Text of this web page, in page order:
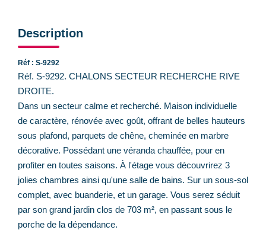
Description
Réf : S-9292
Réf. S-9292. CHALONS SECTEUR RECHERCHE RIVE
DROITE.
Dans un secteur calme et recherché. Maison individuelle
de caractère, rénovée avec goût, offrant de belles hauteurs
sous plafond, parquets de chêne, cheminée en marbre
décorative. Possédant une véranda chauffée, pour en
profiter en toutes saisons. À l'étage vous découvrirez 3
jolies chambres ainsi qu'une salle de bains. Sur un sous-sol
complet, avec buanderie, et un garage. Vous serez séduit
par son grand jardin clos de 703 m², en passant sous le
porche de la dépendance.